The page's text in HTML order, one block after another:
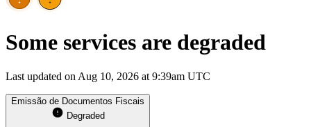
Some services are degraded
Last updated on Aug 10, 2026 at 9:39am UTC
Emissão de Documentos Fiscais
Degraded